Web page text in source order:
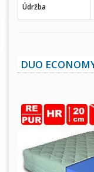
Údržba
DUO